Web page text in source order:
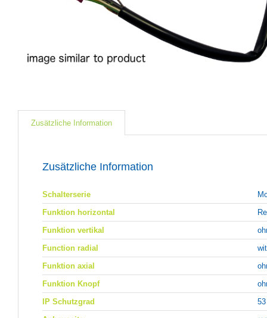
Zusätzliche Information
Zusätzliche Information
Schalterserie
Funktion horizontal
Funktion vertikal
Function radial
Funktion axial
Funktion Knopf
IP Schutzgrad
53